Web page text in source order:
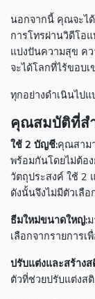
นอกจากนี้ คุณจะได้
การโทรผ่านวิดีโอ
แบ่งปันความสุข คว
จะได้โลกที่ไร้ขอบ
ทุกอย่างดำเนินไปแ
คุณสมบัติที่ส
ใช้ 2 บัญชี:คุณสาม
พร้อมกันโดยไม่ต้อ
วัตถุประสงค์ ใช้ 2
ดังนั้นจึงไม่มีตัวเลื
ธีมใหม่ขนาดใหญ่:
เลือกจากรายการ
ปรับแต่งและสร้างส
ตัวที่ช่วยปรับแต่งส